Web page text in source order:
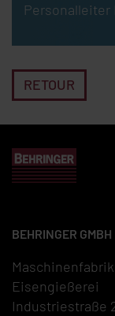
Personalleiter
RETOUR
BEHRINGER GMBH
Eisengießerei
Industriestraße